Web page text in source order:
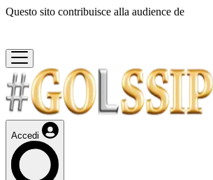
Questo sito contribuisce alla audience de
Accedi